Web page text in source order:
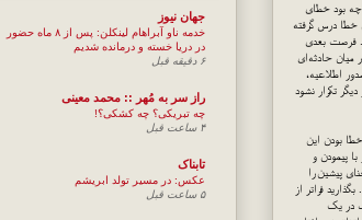
چه بود خطای
خطا درس گرفته
فرصت بعدی
در میان حادثه‌ای
که با صدور اطلاعیه،
تکرار نشود
بودن این
پیمودن و
پیشین را
فراتر از
در یک
جهان نيوز
خدمه ناو آبراهام لینکلن: پس از ۸ ماه حضور
در دریا خسته و درمانده‌ شدیم
۶ دقیقه قبل
راز سر به مُهر :: محمد معینی
چه تبریکی؟ چه کشکی؟!
۴ ساعت قبل
تابناک
عکس: در مسیر تولد ابریشم
۵ ساعت قبل